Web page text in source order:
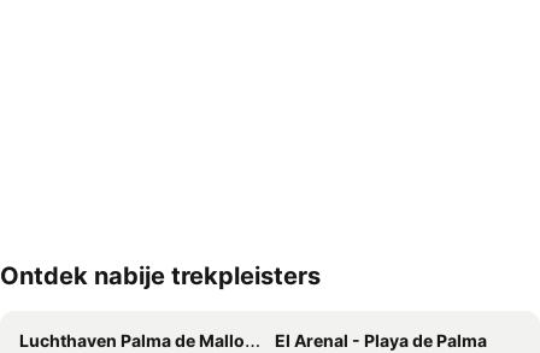
Kaart uitvouwen
Ontdek nabije trekpleisters
Luchthaven Palma de Mallorca
El Arenal - Playa de Palma